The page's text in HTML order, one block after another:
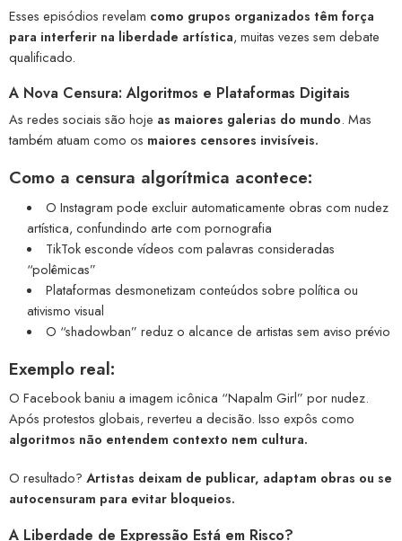
Esses episódios revelam como grupos organizados têm força
para interferir na liberdade artística, muitas vezes sem debate
qualificado.
A Nova Censura: Algoritmos e Plataformas Digitais
As redes sociais são hoje as maiores galerias do mundo. Mas
também atuam como os maiores censores invisíveis.
Como a censura algorítmica acontece:
O Instagram pode excluir automaticamente obras com nudez
artística, confundindo arte com pornografia
TikTok esconde vídeos com palavras consideradas
“polêmicas”
Plataformas desmonetizam conteúdos sobre política ou
ativismo visual
O “shadowban” reduz o alcance de artistas sem aviso prévio
Exemplo real:
O Facebook baniu a imagem icônica “Napalm Girl” por nudez.
Após protestos globais, reverteu a decisão. Isso expôs como
algoritmos não entendem contexto nem cultura.
O resultado? Artistas deixam de publicar, adaptam obras ou se
autocensuram para evitar bloqueios.
A Liberdade de Expressão Está em Risco?